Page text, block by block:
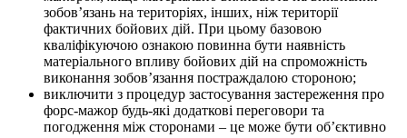
зобов’язань на територіях, інших, ніж території
фактичних бойових дій. При цьому базовою
кваліфікуючою ознакою повинна бути наявність
матеріального впливу бойових дій на спроможність
виконання зобов’язання постраждалою стороною;
виключити з процедур застосування застереження про
форс-мажор будь-які додаткові переговори та
погодження між сторонами – це може бути об’єктивно